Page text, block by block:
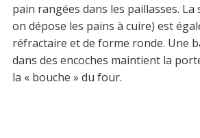
pain rangées dans les paillasses. La
on dépose les pains à cuire) est
réfractaire et de forme ronde. Une
dans des encoches maintient la
la « bouche » du four.